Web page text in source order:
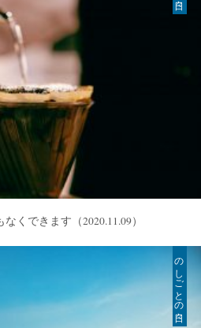
なくできます （2020.11.09）
のしごとの日々